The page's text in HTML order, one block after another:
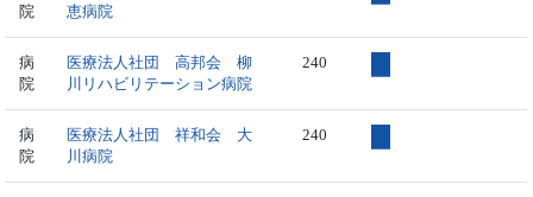
院
恵病院
病
院
医療法人社団 高邦会 柳
川リハビリテーション病院
240
病
院
医療法人社団 祥和会 大
川病院
240